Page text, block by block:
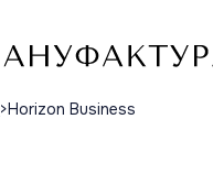
Horizon Business